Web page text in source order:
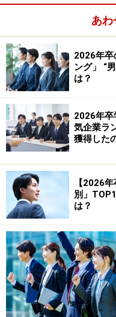
松私たちの時代にも
コミュニティはありま
は、今はもっと進んで
小SNSもFacebookや
した。就活生同士が連
換するのではなく、そ
そうです。また、現在
どで、SNSを利用して
こともあります。SNS
あわ
2026年卒
ング」 “
は？
2026年卒
気企業ラ
獲得した
【2026
別」
は？